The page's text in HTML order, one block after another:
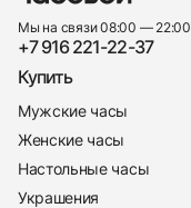
Мы на связи 08:00 — 22:00
+7 916 221-22-37
Купить
Мужские часы
Женские часы
Настольные часы
Украшения